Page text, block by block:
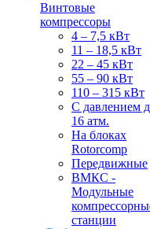
Винтовые
компрессоры
4 – 7,5 кВт
11 – 18,5 кВт
22 – 45 кВт
55 – 90 кВт
110 – 315 кВт
С давлением
16 атм.
На блоках
Rotorcomp
Передвижные
ВМКС -
Модульные
станции